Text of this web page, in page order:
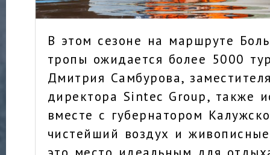
В этом сезоне на маршруте
тропы ожидается более 5000
Дмитрия Самбурова,
директора Sintec Group, также
вместе с губернатором
чистейший воздух и